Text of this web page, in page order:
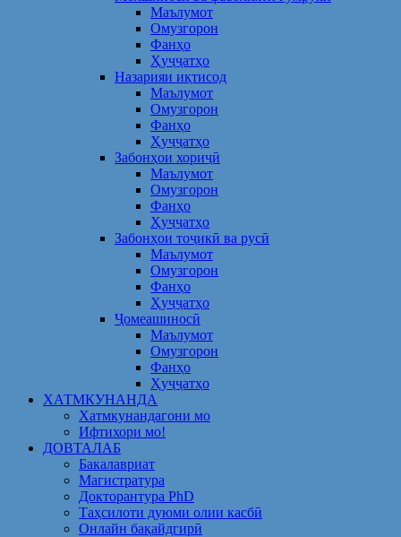
Маълумот
Омузгорон
Фанҳо
Ҳуҷҷатҳо
Назарияи иқтисод
Маълумот
Омузгорон
Фанҳо
Ҳуҷҷатҳо
Забонҳои хориҷӣ
Маълумот
Омузгорон
Фанҳо
Ҳуҷҷатҳо
Забонҳои тоҷикӣ ва русӣ
Маълумот
Омузгорон
Фанҳо
Ҳуҷҷатҳо
Ҷомеашиносӣ
Маълумот
Омузгорон
Фанҳо
Ҳуҷҷатҳо
ХАТМКУНАНДА
Хатмкунандагони мо
Ифтихори мо!
ДОВТАЛАБ
Бакалавриат
Магистратура
Докторантура PhD
Таҳсилоти дуюми олии касбӣ
Онлайн бақайдгирӣ